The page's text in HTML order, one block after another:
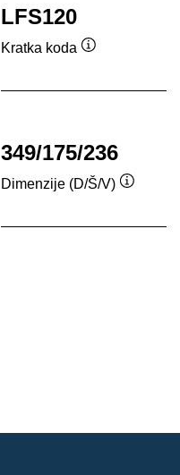
LFS120
Kratka koda
349/175/236
Dimenzije (D/Š/V)